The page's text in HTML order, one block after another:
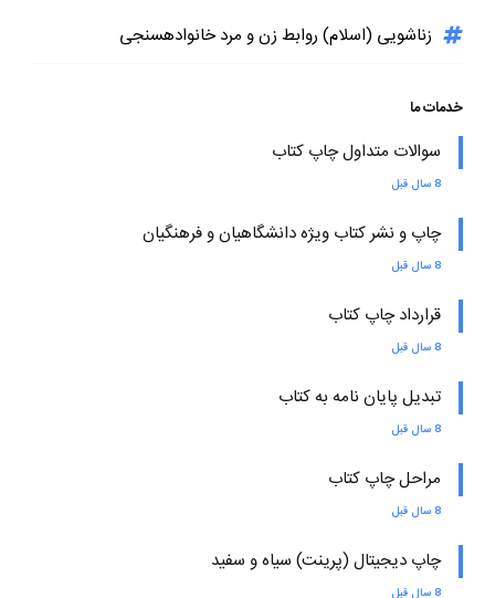
زناشویی (اسلام) روابط زن و مرد خانوادهسنجی
خدمات ما
سوالات متداول چاپ کتاب
8 سال قبل
چاپ و نشر کتاب ویژه دانشگاهیان و فرهنگیان
8 سال قبل
قرارداد چاپ کتاب
8 سال قبل
تبدیل پایان نامه به کتاب
8 سال قبل
مراحل چاپ کتاب
8 سال قبل
چاپ دیجیتال (پرینت) سیاه و سفید
8 سال قبل